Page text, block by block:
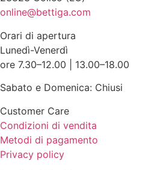
online@bettiga.com
Orari di apertura
Lunedì-Venerdì
ore 7.30–12.00 | 13.00–18.00
Sabato e Domenica: Chiusi
Customer Care
Condizioni di vendita
Metodi di pagamento
Privacy policy